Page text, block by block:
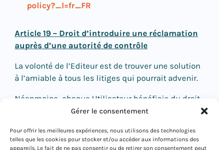
Gérer le consentement
Pour offrir les meilleures expériences, nous utilisons des technologies
telles que les cookies pour stocker et/ou accéder aux informations des
appareils. Le fait de ne pas consentir ou de retirer son consentement peut
policy?_l=fr_FR
Article 19 – Droit d’introduire une réclamation
auprès d’une autorité de contrôle
La volonté de l’Editeur est de trouver une solution
à l’amiable à tous les litiges qui pourrait advenir.
Néanmoins, chaque Utilisateur bénéficie du droit
d’introduire une réclamation auprès de l’autorité
compétente pour la protection des données à
caractère personnel est la Commission Nationale